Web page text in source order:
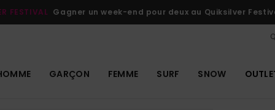
FESTIVAL Gagner un week-end pour deux au Quiksilver
GARÇON FEMME SURF SNOW